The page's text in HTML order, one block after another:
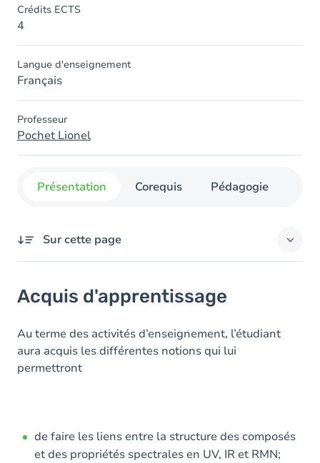
Crédits ECTS
4
Langue d'enseignement
Français
Professeur
Pochet Lionel
Présentation Corequis Pédagogie
Sur cette page
Objectifs
Contenu
Table des matières
Acquis d'apprentissage
Au terme des activités d’enseignement, l’étudiant
aura acquis les différentes notions qui lui
permettront
de faire les liens entre la structure des composés
et des propriétés spectrales en UV, IR et RMN;